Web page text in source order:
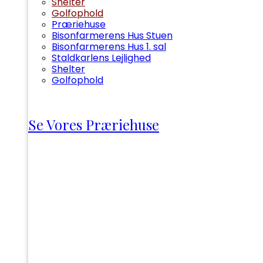
Golfophold
Præriehuse
Bisonfarmerens Hus Stuen
Bisonfarmerens Hus 1. sal
Staldkarlens Lejlighed
Shelter
Golfophold
Se Vores Præriehuse